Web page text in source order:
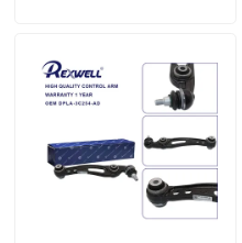
Videos
Über uns
Werksbesichtigung